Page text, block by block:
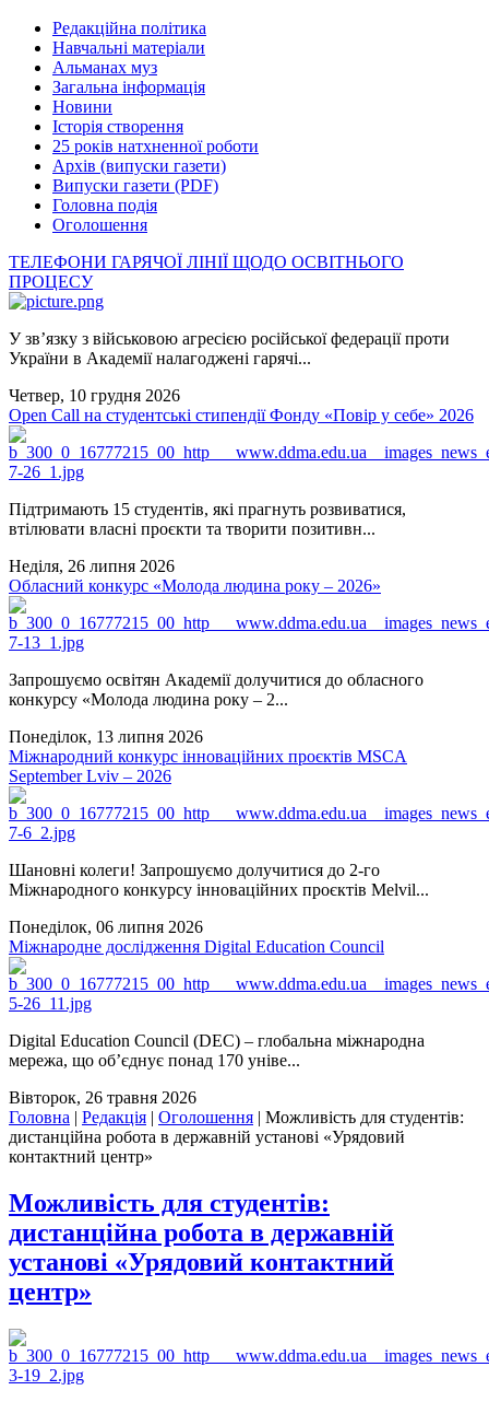
Редакційна політика
Навчальні матеріали
Альманах муз
Загальна інформація
Новини
Історія створення
25 років натхненної роботи
Архів (випуски газети)
Випуски газети (PDF)
Головна подія
Оголошення
ТЕЛЕФОНИ ГАРЯЧОЇ ЛІНІЇ ЩОДО ОСВІТНЬОГО
ПРОЦЕСУ
У зв’язку з військовою агресією російської федерації проти
України в Академії налагоджені гарячі...
Четвер, 10 грудня 2026
Open Call на студентські стипендії Фонду «Повір у себе» 2026
Підтримають 15 студентів, які прагнуть розвиватися,
втілювати власні проєкти та творити позитивн...
Неділя, 26 липня 2026
Обласний конкурс «Молода людина року – 2026»
Запрошуємо освітян Академії долучитися до обласного
конкурсу «Молода людина року – 2...
Понеділок, 13 липня 2026
Міжнародний конкурс інноваційних проєктів MSCA
September Lviv – 2026
Шановні колеги! Запрошуємо долучитися до 2-го
Міжнародного конкурсу інноваційних проєктів Melvil...
Понеділок, 06 липня 2026
Міжнародне дослідження Digital Education Council
Digital Education Council (DEC) – глобальна міжнародна
мережа, що об’єднує понад 170 уніве...
Вівторок, 26 травня 2026
Головна | Редакція | Оголошення | Можливість для студентів:
дистанційна робота в державній установі «Урядовий
контактний центр»
Можливість для студентів:
дистанційна робота в державній
установі «Урядовий контактний
центр»